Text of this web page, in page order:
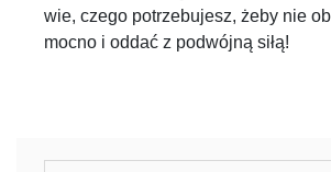
wie, czego potrzebujesz, żeby nie
mocno i oddać z podwójną siłą!